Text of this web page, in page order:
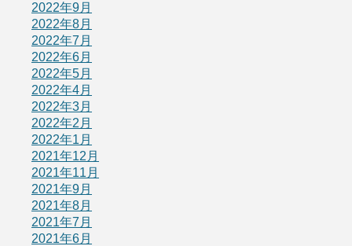
2022年9月
2022年8月
2022年7月
2022年6月
2022年5月
2022年4月
2022年3月
2022年2月
2022年1月
2021年12月
2021年11月
2021年9月
2021年8月
2021年7月
2021年6月